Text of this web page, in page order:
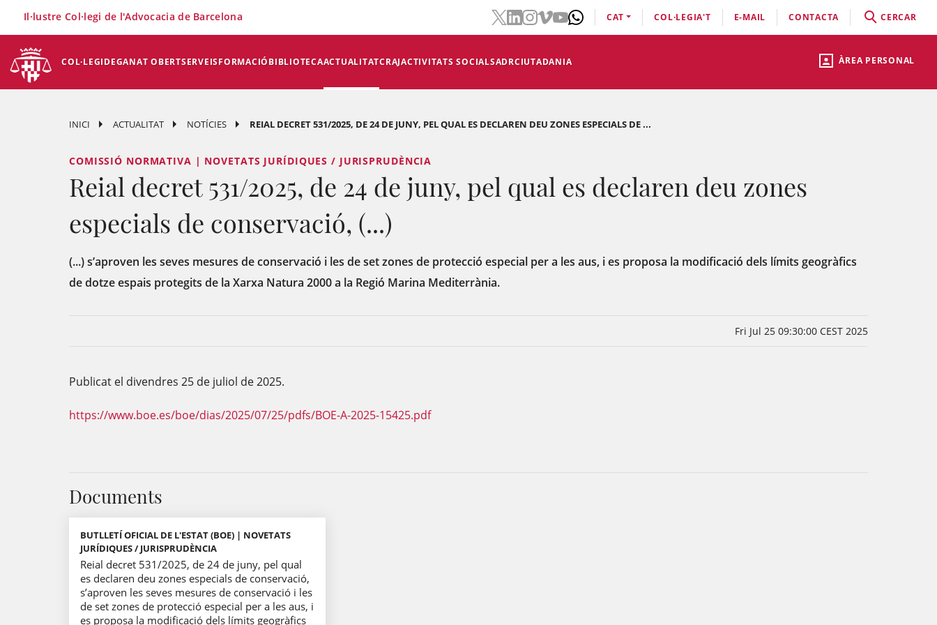
ÀREA PERSONAL
COL·LEGIDEGANAT OBERTSERVEISFORMACIÓBIBLIOTECAACTUALITATCRAJACTIVITATS SOCIALSADRCIUTADANIA
Il·lustre Col·legi de l'Advocacia de Barcelona CAT COL·LEGIA'T E-MAIL CONTACTA CERCAR
INICI ACTUALITAT NOTÍCIES REIAL DECRET 531/2025, DE 24 DE JUNY, PEL QUAL ES DECLAREN DEU ZONES ESPECIALS DE ...
COMISSIÓ NORMATIVA | NOVETATS JURÍDIQUES / JURISPRUDÈNCIA
Reial decret 531/2025, de 24 de juny, pel qual es declaren deu zones
especials de conservació, (...)
(...) s’aproven les seves mesures de conservació i les de set zones de protecció especial per a les aus, i es proposa la modificació dels límits geogràfics
de dotze espais protegits de la Xarxa Natura 2000 a la Regió Marina Mediterrània.
Fri Jul 25 09:30:00 CEST 2025
Publicat el divendres 25 de juliol de 2025.
https://www.boe.es/boe/dias/2025/07/25/pdfs/BOE-A-2025-15425.pdf
Documents
BUTLLETÍ OFICIAL DE L'ESTAT (BOE) | NOVETATS
JURÍDIQUES / JURISPRUDÈNCIA
Reial decret 531/2025, de 24 de juny, pel qual
es declaren deu zones especials de conservació,
s’aproven les seves mesures de conservació i les
de set zones de protecció especial per a les aus, i
es proposa la modificació dels límits geogràfics